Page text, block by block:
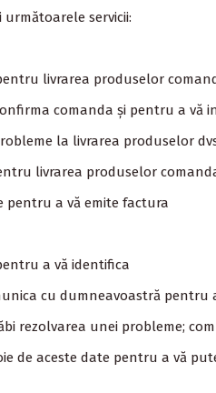
servicii:
livrarea produselor
comanda și pentru a vă
la livrarea produselor
livrarea produselor
pentru a vă emite factura
a vă identifica
cu dumneavoastră pentru
rezolvarea unei probleme;
de aceste date pentru a vă